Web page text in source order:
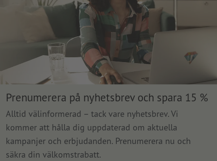
Prenumerera på nyhetsbrev och spara 15 %
Alltid välinformerad – tack vare nyhetsbrev. Vi
kommer att hålla dig uppdaterad om aktuella
kampanjer och erbjudanden. Prenumerera nu och
säkra din välkomstrabatt.